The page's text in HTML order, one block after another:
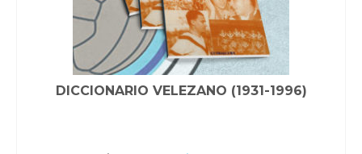
DICCIONARIO VELEZANO (1931-1996)